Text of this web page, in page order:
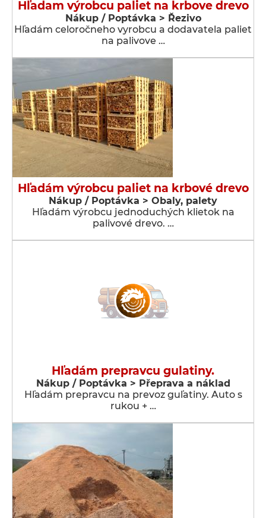
Hľadam výrobcu paliet na krbove drevo
Nákup / Poptávka > Řezivo
Hľadám celoročneho vyrobcu a dodavatela paliet
na palivove …
Hľadám výrobcu paliet na krbové drevo
Nákup / Poptávka > Obaly, palety
Hľadám výrobcu jednoduchých klietok na
palivové drevo. …
Hľadám prepravcu gulatiny.
Nákup / Poptávka > Přeprava a náklad
Hľadám prepravcu na prevoz guľatiny. Auto s
rukou + …